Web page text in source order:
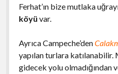
Ferhat’ın bize mutlaka
köyü var.
Ayrıca Campeche’den
yapılan turlara
gidecek yolu olmadığından